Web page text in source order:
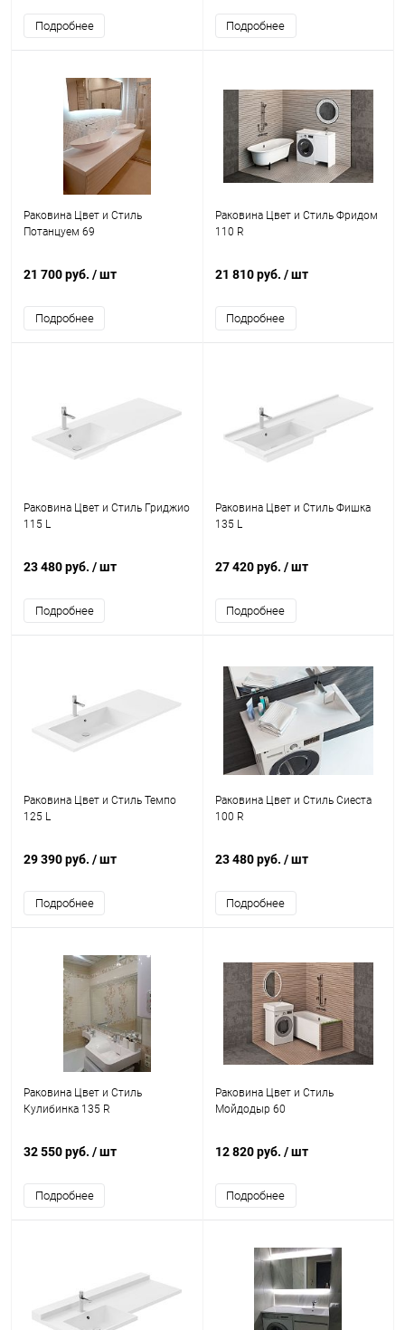
Подробнее Подробнее
Раковина Цвет и Стиль
Потанцуем 69
21 700 руб. / шт
Подробнее
Раковина Цвет и Стиль Фридом
110 R
21 810 руб. / шт
Подробнее
Раковина Цвет и Стиль Гриджио
115 L
23 480 руб. / шт
Подробнее
Раковина Цвет и Стиль Фишка
135 L
27 420 руб. / шт
Подробнее
Раковина Цвет и Стиль Темпо
125 L
29 390 руб. / шт
Подробнее
Раковина Цвет и Стиль Сиеста
100 R
23 480 руб. / шт
Подробнее
Раковина Цвет и Стиль
Кулибинка 135 R
32 550 руб. / шт
Подробнее
Раковина Цвет и Стиль
Мойдодыр 60
12 820 руб. / шт
Подробнее